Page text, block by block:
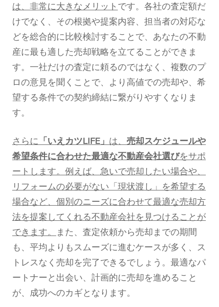
は、非常に大きなメリット です。各社の査定額だ
けでなく、その根拠や提案内容、担当者の対応な
どを総合的に比較検討することで、あなたの不動
産に最も適した売却戦略を立てることができま
す。一社だけの査定に頼るのではなく、複数のプ
ロの意見を聞くことで、より高値での売却や、希
望する条件での契約締結に繋がりやすくなりま
す。
さらに 「いえカツLIFE」 は、 売却スケジュールや
希望条件に合わせた最適な不動産会社選びをサポ
ートします。例えば、急いで売却したい場合や、
リフォームの必要がない「現状渡し」を希望する
場合など、個別のニーズに合わせて最適な売却方
法を提案してくれる不動産会社を見つけることが
できます。
また、査定依頼から売却までの期間
も、平均よりもスムーズに進むケースが多く、ス
トレスなく売却を完了できるでしょう。最適なパ
ートナーと出会い、計画的に売却を進めること
が、成功へのカギとなります。